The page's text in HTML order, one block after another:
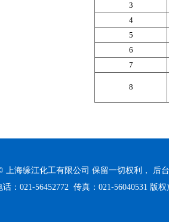
3
4
5
6
7
8
上海缘江化工有限公司 保留一切权利， 后
：021-56452772 传真：021-56040531 版权